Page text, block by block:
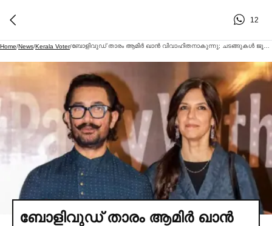
12
Home/News/Kerala Voter/
ബോളിവുഡ് താരം ആമിര്‍ ഖാൻ